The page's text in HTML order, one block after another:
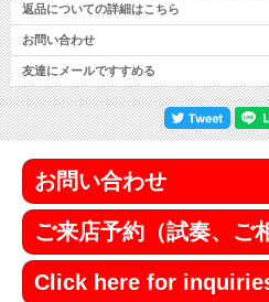
返品についての詳細はこちら
お問い合わせ
友達にメールですすめる
お問い合わせ
ご来店予約（試奏、ご
Click here for